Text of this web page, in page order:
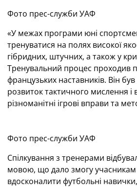
Фото прес-служби УАФ
«У межах програми юні
тренуватися на полях високої
гібридних, штучних, а також у
Тренувальний процес проходив
французьких наставників. Він
розвиток тактичного мислення і
різноманітні ігрові вправи та
Фото прес-служби УАФ
Спілкування з тренерами
мовою, що дало змогу
вдосконалити футбольні